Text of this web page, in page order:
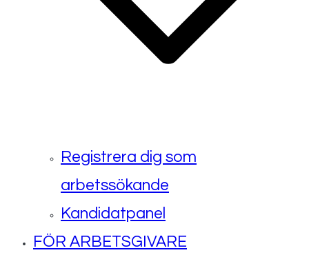
Registrera dig som
arbetssökande
Kandidatpanel
FÖR ARBETSGIVARE